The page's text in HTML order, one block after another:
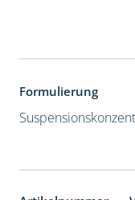
Formulierung